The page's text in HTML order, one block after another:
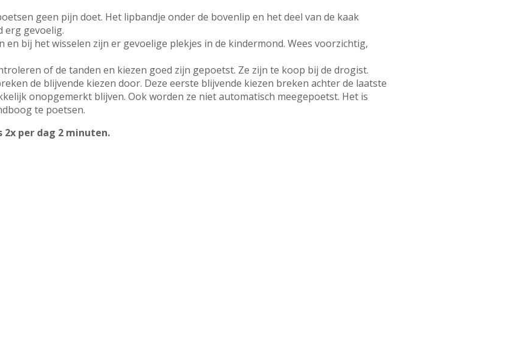
geen pijn doet. Het lipbandje onder de bovenlip en het deel van de kaak
erg gevoelig.
bij het wisselen zijn er gevoelige plekjes in de kindermond. Wees voorzichtig,
of de tanden en kiezen goed zijn gepoetst. Ze zijn te koop bij de drogist.
de blijvende kiezen door. Deze eerste blijvende kiezen breken achter de laatste
onopgemerkt blijven. Ook worden ze niet automatisch meegepoetst. Het is
te poetsen.
per dag 2 minuten.